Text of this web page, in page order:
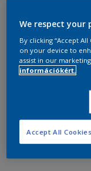
We respect your
By clicking “Accept
on your device to
assist in our
információkért.
Accept All Cookies